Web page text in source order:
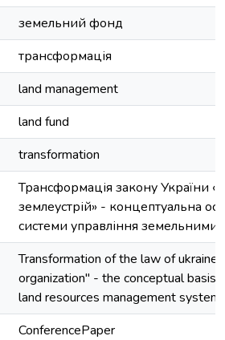
земельний фонд
трансформація
land management
land fund
transformation
Трансформація закону України
землеустрій» - концептуальна
системи управління земельними
Transformation of the law of ukraine
organization" - the conceptual basis
land resources management system
ConferencePaper